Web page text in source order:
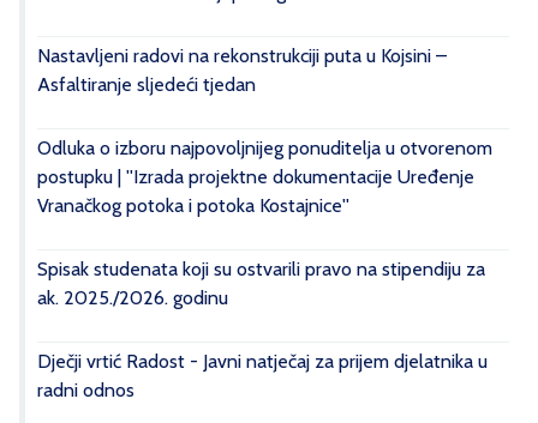
Nastavljeni radovi na rekonstrukciji puta u Kojsini –
Asfaltiranje sljedeći tjedan
Odluka o izboru najpovoljnijeg ponuditelja u otvorenom
postupku | ''Izrada projektne dokumentacije Uređenje
Vranačkog potoka i potoka Kostajnice''
Spisak studenata koji su ostvarili pravo na stipendiju za
ak. 2025./2026. godinu
Dječji vrtić Radost - Javni natječaj za prijem djelatnika u
radni odnos